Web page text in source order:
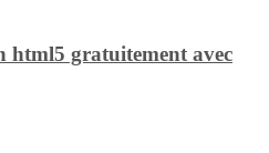
html5 gratuitement avec